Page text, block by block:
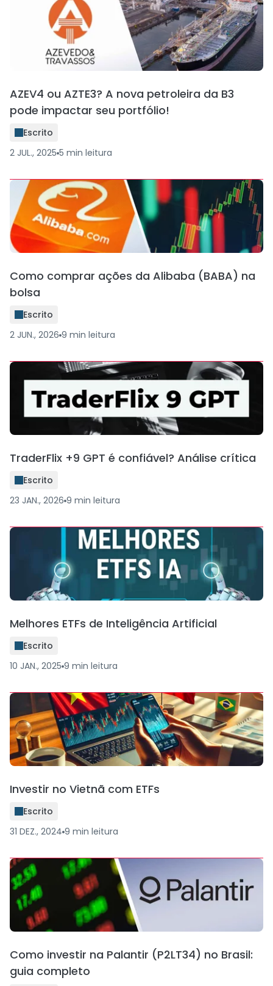
AZEV4 ou AZTE3? A nova petroleira da B3
pode impactar seu portfólio!
Escrito
2 JUL., 2025 5 min leitura
Como comprar ações da Alibaba (BABA) na
bolsa
Escrito
2 JUN., 2026 9 min leitura
TraderFlix +9 GPT é confiável? Análise crítica
Escrito
23 JAN., 2026 9 min leitura
Melhores ETFs de Inteligência Artificial
Escrito
10 JAN., 2025 9 min leitura
Investir no Vietnã com ETFs
Escrito
31 DEZ., 2024 9 min leitura
Como investir na Palantir (P2LT34) no Brasil:
guia completo